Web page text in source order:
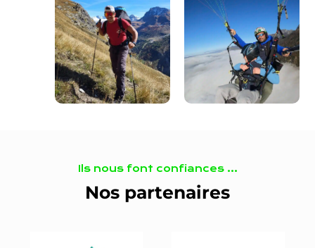
Ils nous font confiances …
Nos partenaires